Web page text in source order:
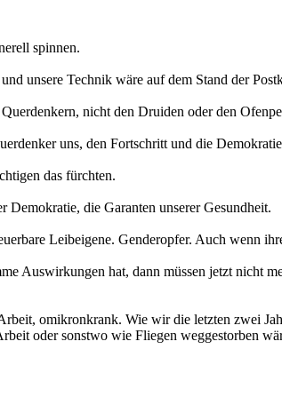
spinnen.
unsere Technik wäre auf dem Stand der
nicht den Druiden oder den
uns, den Fortschritt und die
das fürchten.
Demokratie, die Garanten unserer Gesundheit.
Leibeigene. Genderopfer. Auch wenn
Auswirkungen hat, dann müssen jetzt nicht
omikronkrank. Wie wir die letzten zwei
oder sonstwo wie Fliegen weggestorben